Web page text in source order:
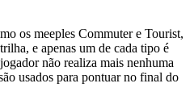
os meeples Commuter e Tourist,
e apenas um de cada tipo é
não realiza mais nenhuma
usados ​​para pontuar no final do